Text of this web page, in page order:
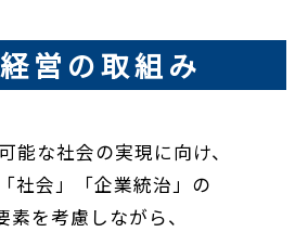
営の取組み
能な社会の実現に向け、
社会」「企業統治」の
素を考慮しながら、